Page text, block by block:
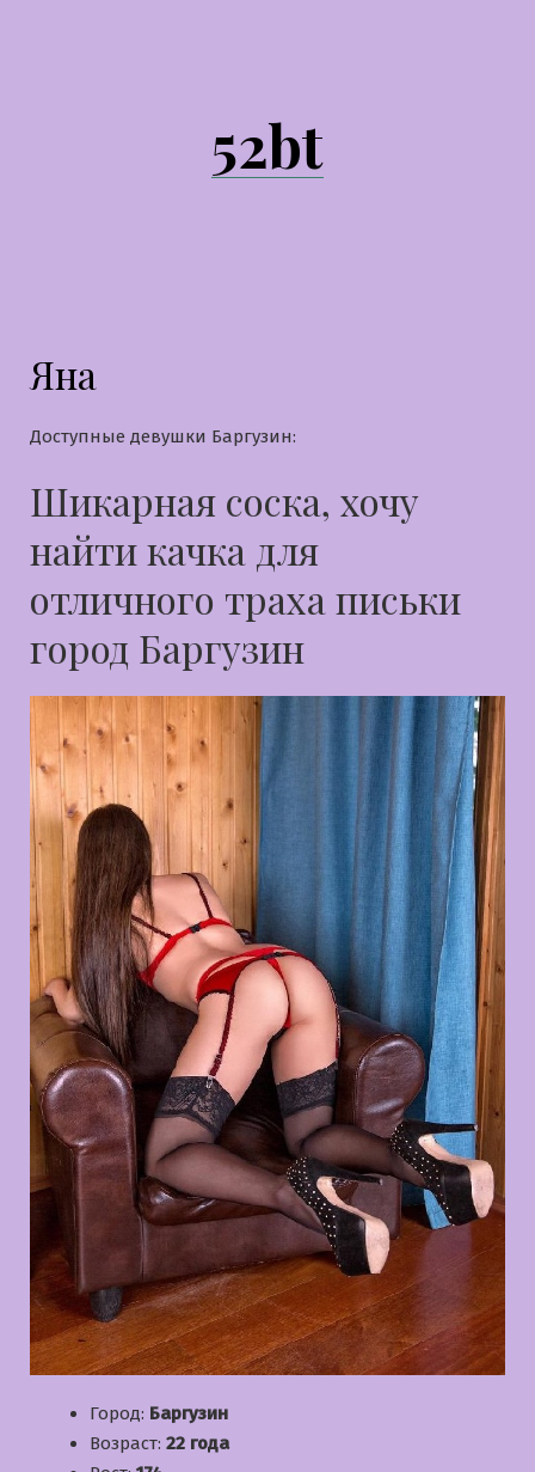
52bt
Яна
Доступные девушки Баргузин:
Шикарная соска, хочу
найти качка для
отличного траха письки
город Баргузин
Город: Баргузин
Возраст: 22 года